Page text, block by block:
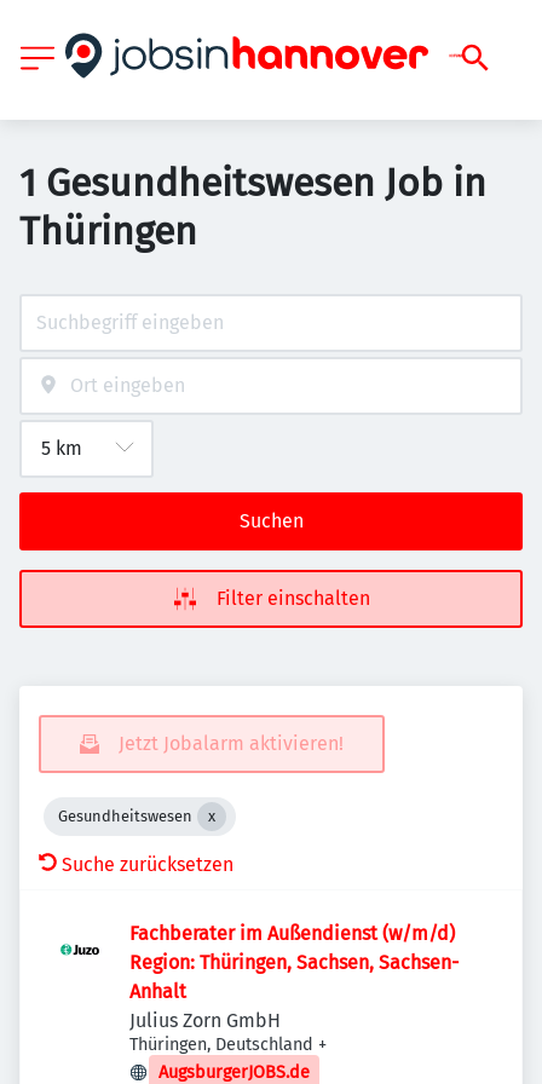
1 Gesundheitswesen Job in
Thüringen
Suchen
Filter einschalten
Jetzt Jobalarm aktivieren!
Gesundheitswesen
Suche zurücksetzen
Fachberater im Außendienst (w/m/d)
Region: Thüringen, Sachsen, Sachsen-
Anhalt
Julius Zorn GmbH
Thüringen, Deutschland +
AugsburgerJOBS.de